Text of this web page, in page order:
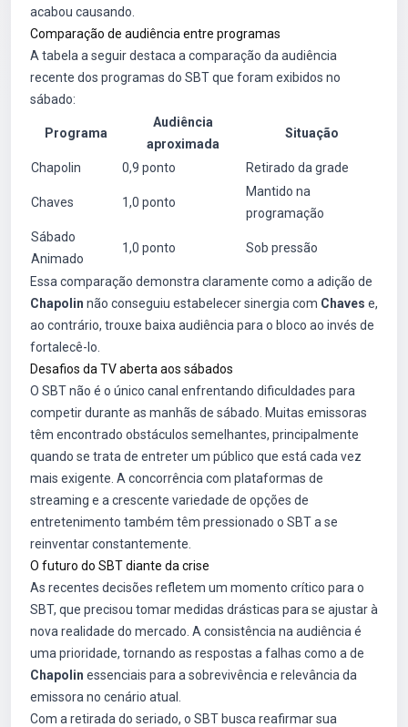
acabou causando.
Comparação de audiência entre programas
A tabela a seguir destaca a comparação da audiência
recente dos programas do SBT que foram exibidos no
sábado:
Programa
Audiência
aproximada
Situação
Chapolin 0,9 ponto Retirado da grade
Chaves 1,0 ponto
Mantido na
programação
Sábado
Animado
1,0 ponto Sob pressão
Essa comparação demonstra claramente como a adição de
Chapolin não conseguiu estabelecer sinergia com Chaves e,
ao contrário, trouxe baixa audiência para o bloco ao invés de
fortalecê-lo.
Desafios da TV aberta aos sábados
O SBT não é o único canal enfrentando dificuldades para
competir durante as manhãs de sábado. Muitas emissoras
têm encontrado obstáculos semelhantes, principalmente
quando se trata de entreter um público que está cada vez
mais exigente. A concorrência com plataformas de
streaming e a crescente variedade de opções de
entretenimento também têm pressionado o SBT a se
reinventar constantemente.
O futuro do SBT diante da crise
As recentes decisões refletem um momento crítico para o
SBT, que precisou tomar medidas drásticas para se ajustar à
nova realidade do mercado. A consistência na audiência é
uma prioridade, tornando as respostas a falhas como a de
Chapolin essenciais para a sobrevivência e relevância da
emissora no cenário atual.
Com a retirada do seriado, o SBT busca reafirmar sua